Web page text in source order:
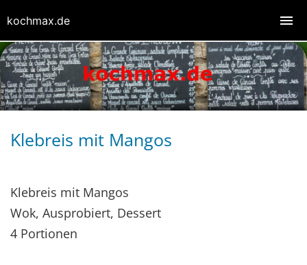
Klebreis mit Mangos
Klebreis mit Mangos
Wok, Ausprobiert, Dessert
4 Portionen
kochmax.de